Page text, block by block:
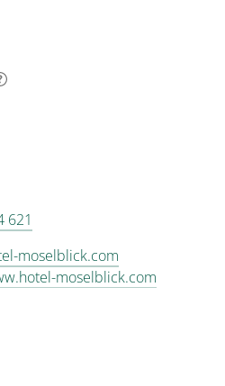
621
moselblick.com
moselblick.com